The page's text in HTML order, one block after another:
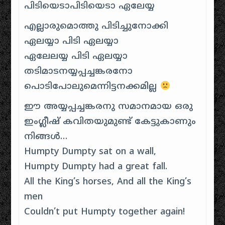
പിടിയെടാപിടിയെടാ ഏലേയ്യ
എല്ലാരുമൊത്തു പിടിച്ചുനോക്കി
ഏലയ്യാ പിടി ഏലയ്യാ
ഏലേലയ്യ പിടി ഏലയ്യാ
തടിമാടനയ്യപ്പച്ചങ്കരനോ
പൊടിപോലുമെന്നിട്ടനക്കമില്ല
ഈ അയ്യപ്പച്ചങ്കരനു സമാനമായ ഒരു
ഇംഗ്ലീഷ് കവിതയുമുണ്ട് കേട്ടുകാണും
നിങ്ങൾ…
Humpty Dumpty sat on a wall,
Humpty Dumpty had a great fall.
All the King’s horses, And all the King’s
men
Couldn’t put Humpty together again!